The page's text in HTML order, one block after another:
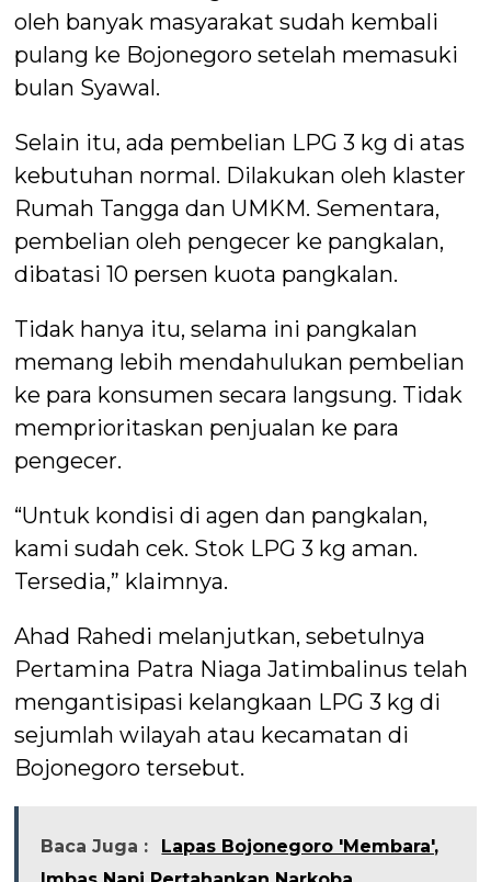
oleh banyak masyarakat sudah kembali
pulang ke Bojonegoro setelah memasuki
bulan Syawal.
Selain itu, ada pembelian LPG 3 kg di atas
kebutuhan normal. Dilakukan oleh klaster
Rumah Tangga dan UMKM. Sementara,
pembelian oleh pengecer ke pangkalan,
dibatasi 10 persen kuota pangkalan.
Tidak hanya itu, selama ini pangkalan
memang lebih mendahulukan pembelian
ke para konsumen secara langsung. Tidak
memprioritaskan penjualan ke para
pengecer.
“Untuk kondisi di agen dan pangkalan,
kami sudah cek. Stok LPG 3 kg aman.
Tersedia,” klaimnya.
Ahad Rahedi melanjutkan, sebetulnya
Pertamina Patra Niaga Jatimbalinus telah
mengantisipasi kelangkaan LPG 3 kg di
sejumlah wilayah atau kecamatan di
Bojonegoro tersebut.
Baca Juga :
Lapas Bojonegoro 'Membara',